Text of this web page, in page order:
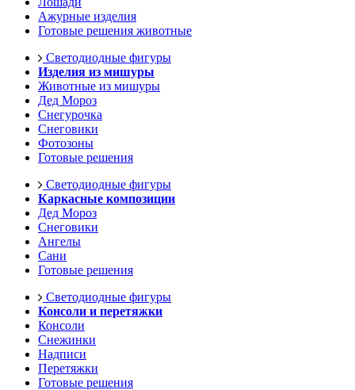
Ажурные изделия
Готовые решения животные
Светодиодные фигуры
Изделия из мишуры
Животные из мишуры
Дед Мороз
Снегурочка
Снеговики
Фотозоны
Готовые решения
Светодиодные фигуры
Каркасные композиции
Дед Мороз
Снеговики
Ангелы
Сани
Готовые решения
Светодиодные фигуры
Консоли и перетяжки
Консоли
Снежинки
Надписи
Перетяжки
Готовые решения